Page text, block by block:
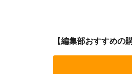
【編集部おすすめの